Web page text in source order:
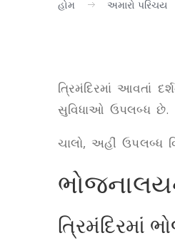
હોમ અમારો પરિચય
ત્રિમંદિરમાં આવતાં
સુવિધાઓ ઉપલબ્ધ છે.
ચાલો, અહીં ઉપલબ્ધ
ત્રિમંદિરમાં